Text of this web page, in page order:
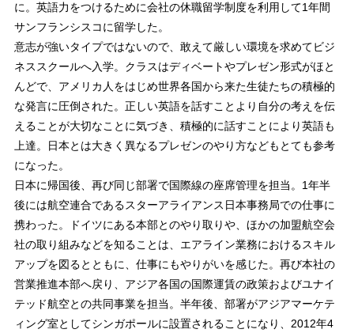
に。英語力をつけるために会社の休職留学制度を利用して1年間
サンフランシスコに留学した。
意志が強いタイプではないので、敢えて厳しい環境を求めてビジ
ネススクールへ入学。クラスはディベートやプレゼン形式がほと
んどで、アメリカ人をはじめ世界各国から来た生徒たちの積極的
な発言に圧倒された。正しい英語を話すことより自分の考えを伝
えることが大切なことに気づき、積極的に話すことにより英語も
上達。日本とは大きく異なるプレゼンのやり方などもとても参考
になった。
日本に帰国後、再び同じ部署で国際線の座席管理を担当。1年半
後には航空連合であるスターアライアンス日本事務局での仕事に
携わった。ドイツにある本部とのやり取りや、ほかの加盟航空会
社の取り組みなどを知ることは、エアライン業務におけるスキル
アップを図るとともに、仕事にもやりがいを感じた。再び本社の
営業推進本部へ戻り、アジア各国の国際運賃の政策およびユナイ
テッド航空との共同事業を担当。半年後、部署がアジアマーケテ
ィング室としてシンガポールに設置されることになり、2012年4